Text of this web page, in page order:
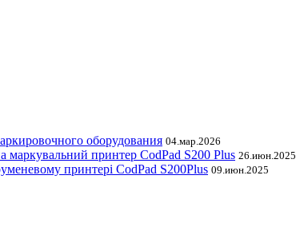
оборудования 04.мар.2026
маркувальний принтер CodPad S200 Plus 26.июн.2025
принтері CodPad S200Plus 09.июн.2025